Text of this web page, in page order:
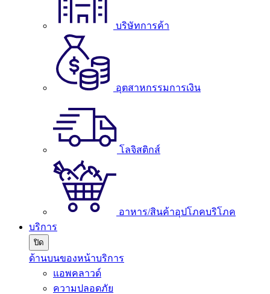
บริษัทการค้า
อุตสาหกรรมการเงิน
โลจิสติกส์
อาหาร/สินค้าอุปโภคบริโภค
บริการ
ปิด
ด้านบนของหน้าบริการ
แอพคลาวด์
ความปลอดภัย